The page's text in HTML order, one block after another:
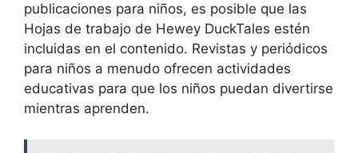
publicaciones para niños, es posible que las
Hojas de trabajo de Hewey DuckTales estén
incluidas en el contenido. Revistas y periódicos
para niños a menudo ofrecen actividades
educativas para que los niños puedan divertirse
mientras aprenden.